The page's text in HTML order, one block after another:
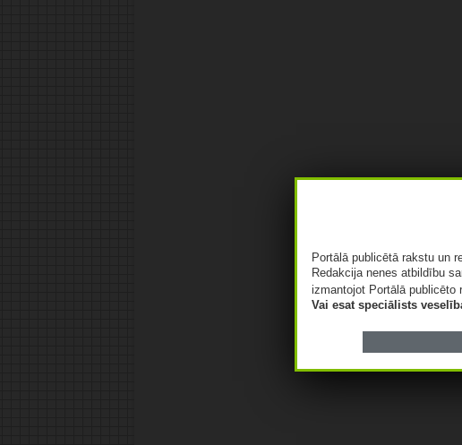
Portālā publicētā rakstu un
Redakcija nenes atbildību
izmantojot Portālā publicēto
Vai esat speciālists